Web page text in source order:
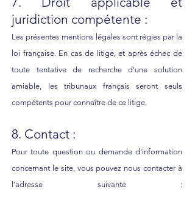
juridiction compétente :
Les présentes mentions légales sont régies par la
loi française. En cas de litige, et après échec de
toute tentative de recherche d'une solution
amiable, les tribunaux français seront seuls
compétents pour connaître de ce litige.
8. Contact :
Pour toute question ou demande d'information
concernant le site, vous pouvez nous contacter à
l'adresse suivante :